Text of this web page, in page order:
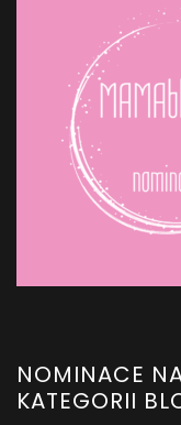
NOMINACE
KATEGORII